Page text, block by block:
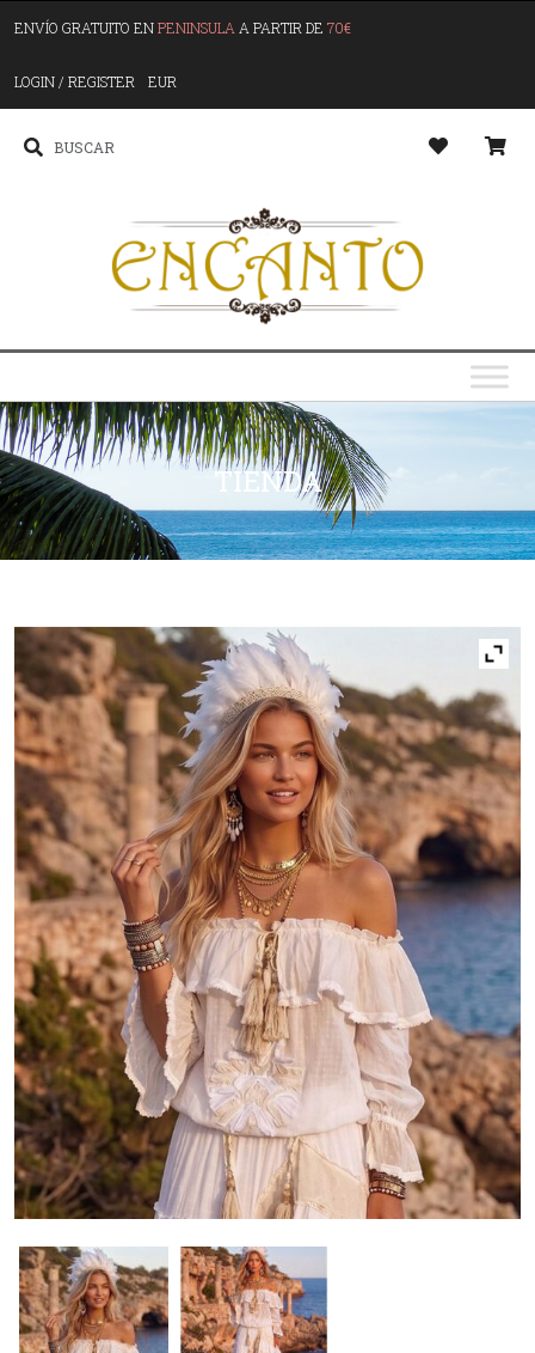
ENVÍO GRATUITO ENPENINSULA A PARTIR DE 70€
LOGIN / REGISTER EUR
TIENDA